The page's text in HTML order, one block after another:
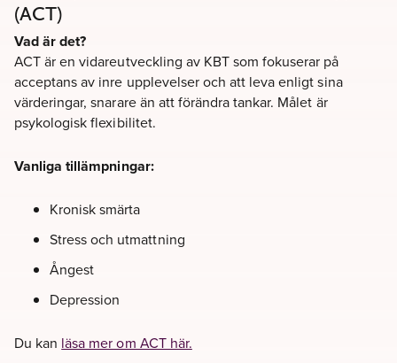
(ACT)
Vad är det?
ACT är en vidareutveckling av KBT som fokuserar på
acceptans av inre upplevelser och att leva enligt sina
värderingar, snarare än att förändra tankar. Målet är
psykologisk flexibilitet.
Vanliga tillämpningar:
Kronisk smärta
Stress och utmattning
Ångest
Depression
Du kan läsa mer om ACT här.